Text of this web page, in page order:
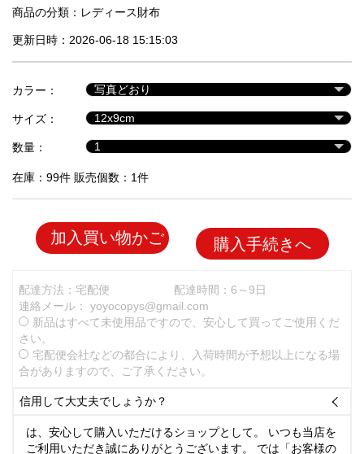
セ
ル
品
商品の分類： レディース財布
更新日時：2026-06-18 15:15:03
カラー：
サイズ：
数量：
在庫：99件 販売個数：1件
加入買い物かご 購入手続きへ
配達方法：宅配便
配達時間：6～9日
連絡メール： yoyocopys@gmail.com
新品はすべて未使用品ですので、安心して買ってご使用くだ
さい。
宅配便会社などの都合により、入荷時間が予想以上になる場
合がありますので、ご了承ください。
信用して大丈夫でしょうか？ 
は、安心して購入いただけるショップとして。 いつも当店を
ご利用いただき誠にありがとうございます。 では「お客様の